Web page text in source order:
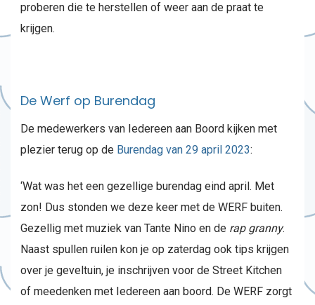
proberen die te herstellen of weer aan de praat te
krijgen.
De Werf op Burendag
De medewerkers van Iedereen aan Boord kijken met
plezier terug op de Burendag van 29 april 2023:
‘Wat was het een gezellige burendag eind april. Met
zon! Dus stonden we deze keer met de WERF buiten.
Gezellig met muziek van Tante Nino en de rap granny.
Naast spullen ruilen kon je op zaterdag ook tips krijgen
over je geveltuin, je inschrijven voor de Street Kitchen
of meedenken met Iedereen aan boord. De WERF zorgt